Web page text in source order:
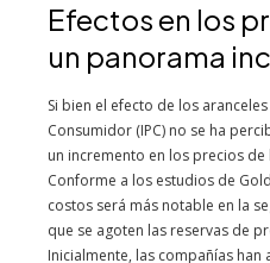
Efectos en los
un panorama
Si bien el efecto de los
Consumidor (IPC) no se ha
un incremento en los precios
Conforme a los estudios de
costos será más notable en la
que se agoten las reservas de
Inicialmente, las compañías